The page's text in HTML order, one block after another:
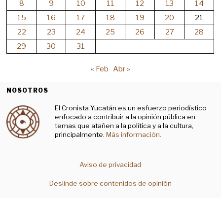
8
9 10 11 12 13
14
15
16 17 18 19 20
21
22
23 24 25 26 27
28
29
30 31
« Feb Abr »
NOSOTROS
El Cronista Yucatán es un esfuerzo periodístico
enfocado a contribuir a la opinión pública en
temas que atañen a la política y a la cultura,
principalmente. Más información.
Aviso de privacidad
Deslinde sobre contenidos de opinión